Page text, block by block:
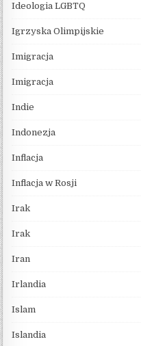
Ideologia LGBTQ
Igrzyska Olimpijskie
Imigracja
Imigracja
Indie
Indonezja
Inflacja
Inflacja w Rosji
Irak
Irak
Iran
Irlandia
Islam
Islandia